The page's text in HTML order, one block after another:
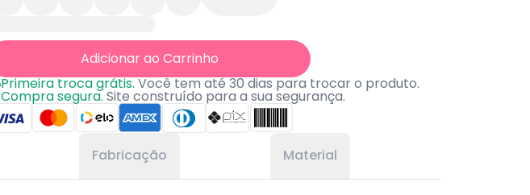
Adicionar ao Carrinho
Primeira troca grátis.Você tem até 30 dias para trocar o produto.
Compra segura.Site construído para a sua segurança.
Fabricação Material